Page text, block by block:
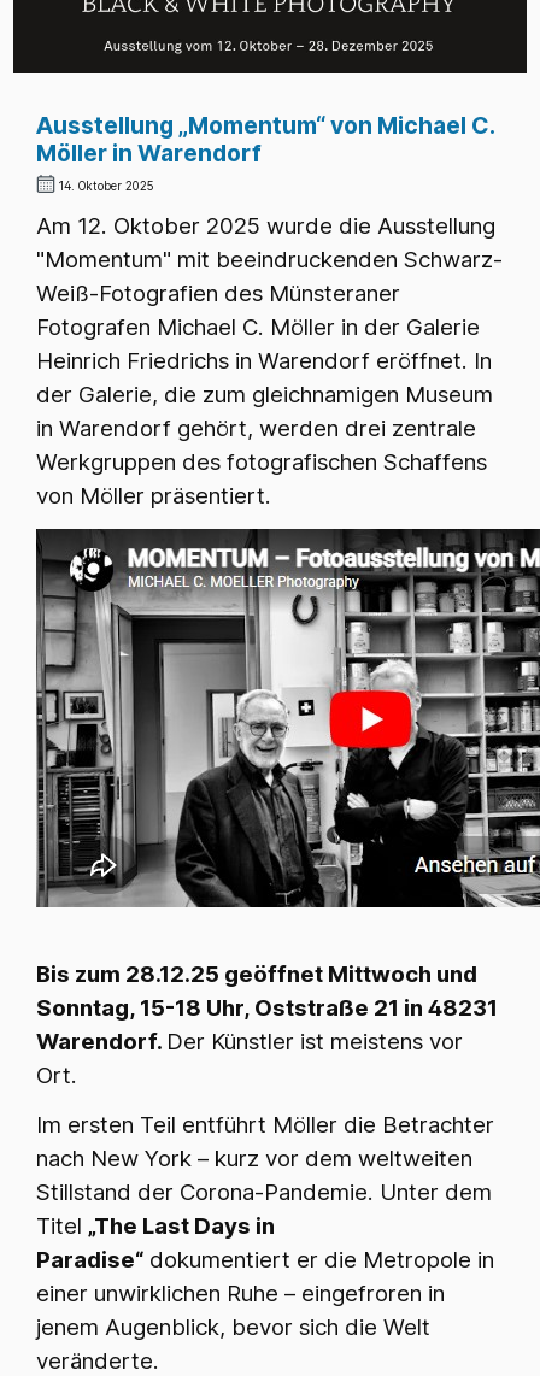
Ausstellung „Momentum“ von Michael C.
Möller in Warendorf
14. Oktober 2025
Am 12. Oktober 2025 wurde die Ausstellung
"Momentum" mit beeindruckenden Schwarz-
Weiß-Fotografien des Münsteraner
Fotografen Michael C. Möller in der Galerie
Heinrich Friedrichs in Warendorf eröffnet. In
der Galerie, die zum gleichnamigen Museum
in Warendorf gehört, werden drei zentrale
Werkgruppen des fotografischen Schaffens
von Möller präsentiert.
Bis zum 28.12.25 geöffnet Mittwoch und
Sonntag, 15-18 Uhr, Oststraße 21 in 48231
Warendorf. Der Künstler ist meistens vor
Ort.
Im ersten Teil entführt Möller die Betrachter
nach New York – kurz vor dem weltweiten
Stillstand der Corona-Pandemie. Unter dem
Titel „The Last Days in
Paradise“ dokumentiert er die Metropole in
einer unwirklichen Ruhe – eingefroren in
jenem Augenblick, bevor sich die Welt
veränderte.